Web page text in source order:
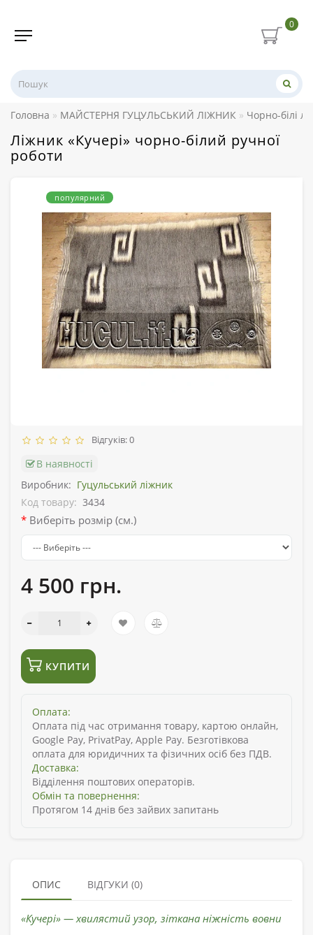
0
Головна МАЙСТЕРНЯ ГУЦУЛЬСЬКИЙ ЛІЖНИК Чорно-білі
Ліжник «Кучері» чорно-білий ручної
роботи
популярний
Відгуків: 0
В наявності
Виробник: Гуцульський ліжник
Код товару: 3434
Виберіть розмір (см.)
4 500 грн.
КУПИТИ
Оплата:
Оплата під час отримання товару, картою онлайн,
Google Pay, PrivatPay, Apple Pay. Безготівкова
оплата для юридичних та фізичних осіб без ПДВ.
Доставка:
Відділення поштових операторів.
Обмін та повернення:
Протягом 14 днів без зайвих запитань
ОПИС ВІДГУКИ (0)
«Кучері» — хвилястий узор, зіткана ніжність вовни